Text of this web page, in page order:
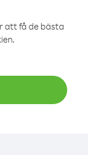
att få de bästa